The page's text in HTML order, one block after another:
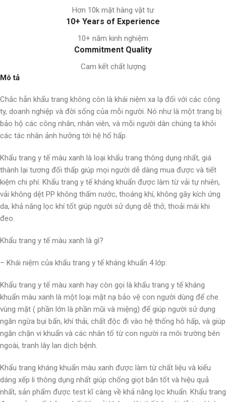
Hơn 10k mặt hàng vật tư
10+ Years of Experience
10+ năm kinh nghiệm
Commitment Quality
Cam kết chất lượng
Mô tả
Chắc hẳn khẩu trang không còn là khái niệm xa lạ đối với các công
ty, doanh nghiệp và đời sống của mỗi người. Nó như là một trang bị
bảo hộ các công nhân, nhân viên, và mỗi người dân chúng ta khỏi
các tác nhân ảnh hưởng tới hệ hố hấp.
Khẩu trang y tế màu xanh là loại khẩu trang thông dụng nhất, giá
thành lại tương đối thấp giúp mọi người dễ dàng mua được và tiết
kiệm chi phí. Khẩu trang y tế kháng khuẩn được làm từ vải tự nhiên,
vải không dệt PP không thấm nước, thoáng khí, không gây kích ứng
da, khả năng lọc khí tốt giúp người sử dụng dễ thở, thoải mái khi
đeo.
Khẩu trang y tế màu xanh là gì?
– Khái niệm của khẩu trang y tế kháng khuẩn 4 lớp:
Khẩu trang y tế màu xanh hay còn gọi là khẩu trang y tế kháng
khuẩn màu xanh là một loại mặt nạ bảo vệ con người dùng để che
vùng mặt ( phần lớn là phần mũi và miệng) để giúp người sử dụng
ngăn ngừa bụi bẩn, khí thải, chất độc đi vào hệ thống hô hấp, và giúp
ngăn chặn vi khuẩn và các nhân tố từ con người ra môi trường bên
ngoài, tranh lây lan dịch bệnh.
Khẩu trang kháng khuẩn màu xanh được làm từ chất liệu và kiểu
dáng xếp li thông dụng nhất giúp chống giọt bắn tốt và hiệu quả
nhất, sản phẩm được test kĩ càng về khả năng lọc khuẩn. Khẩu trang